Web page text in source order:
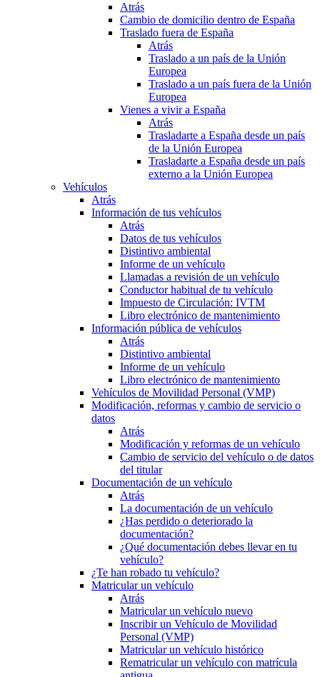
Atrás
Cambio de domicilio dentro de España
Traslado fuera de España
Atrás
Traslado a un país de la Unión
Europea
Traslado a un país fuera de la Unión
Europea
Vienes a vivir a España
Atrás
Trasladarte a España desde un país
de la Unión Europea
Trasladarte a España desde un país
externo a la Unión Europea
Vehículos
Atrás
Información de tus vehículos
Atrás
Datos de tus vehículos
Distintivo ambiental
Informe de un vehículo
Llamadas a revisión de un vehículo
Conductor habitual de tu vehículo
Impuesto de Circulación: IVTM
Libro electrónico de mantenimiento
Información pública de vehículos
Atrás
Distintivo ambiental
Informe de un vehículo
Libro electrónico de mantenimiento
Vehículos de Movilidad Personal (VMP)
Modificación, reformas y cambio de servicio o
datos
Atrás
Modificación y reformas de un vehículo
Cambio de servicio del vehículo o de datos
del titular
Documentación de un vehículo
Atrás
La documentación de un vehículo
¿Has perdido o deteriorado la
documentación?
¿Qué documentación debes llevar en tu
vehículo?
¿Te han robado tu vehículo?
Matricular un vehículo
Atrás
Matricular un vehículo nuevo
Inscribir un Vehículo de Movilidad
Personal (VMP)
Matricular un vehículo histórico
Rematricular un vehículo con matrícula